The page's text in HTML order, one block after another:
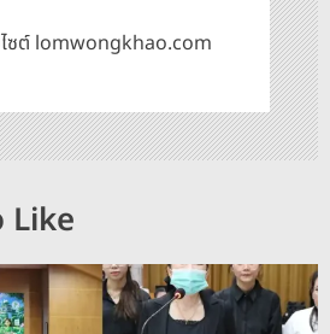
ไซต์ lomwongkhao.com
Like